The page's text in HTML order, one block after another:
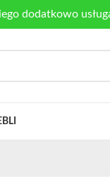
dodatkowo